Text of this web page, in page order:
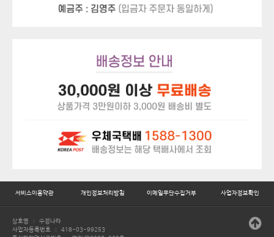
서비스이용약관 개인정보처리방침 이메일무단수집거부 사업자정보확인
상호명 |
수정나라
사업자등록번호
|
418-03-99253